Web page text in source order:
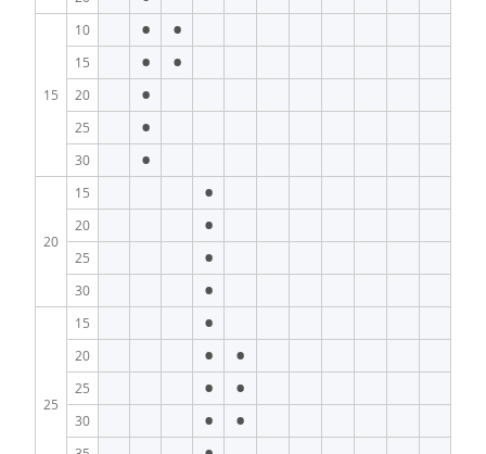
15
10 • •
15 • •
20 •
25 •
30 •
20
15 •
20 •
25 •
30 •
25
15 •
20 • •
25 • •
30 • •